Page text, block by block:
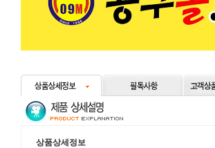
상품상세정보